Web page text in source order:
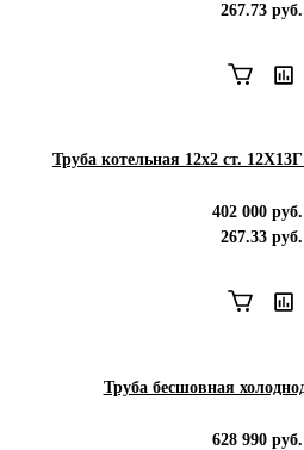
267.73руб.
Труба котельная 12x2 ст.
402 000 руб.
267.33руб.
Труба бесшовная
628 990 руб.